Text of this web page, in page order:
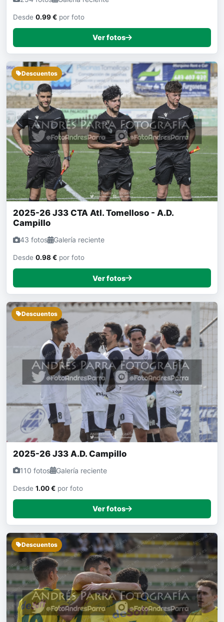
Desde 0.99 € por foto
Ver fotos
Descuentos
2025-26 J33 CTA Atl. Tomelloso - A.D.
Campillo
43 fotos Galería reciente
Desde 0.98 € por foto
Ver fotos
Descuentos
2025-26 J33 A.D. Campillo
110 fotos Galería reciente
Desde 1.00 € por foto
Ver fotos
Descuentos